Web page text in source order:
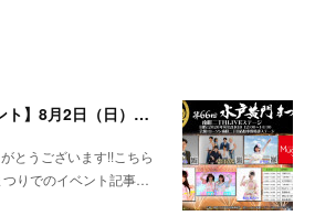
茨城遠征!!【無料イベント】8月2日（日）水戸黄門まつり
とうございます!!こちら
りでのイベント記事…